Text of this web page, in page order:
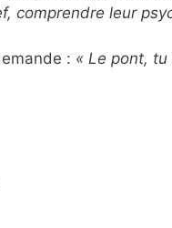
comprendre leur
: « Le pont, tu